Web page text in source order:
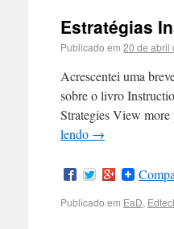
Estratégias
Publicado em 20 de abril
Acrescentei uma
sobre o livro
Strategies View
lendo →
Publicado em EaD,